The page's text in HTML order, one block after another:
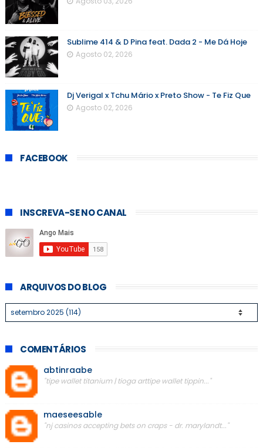
Sublime 414 & D Pina feat. Dada 2 - Me Dá Hoje
Agosto 02, 2026
Dj Verigal x Tchu Mário x Preto Show - Te Fiz Que
Agosto 02, 2026
FACEBOOK
INSCREVA-SE NO CANAL
ARQUIVOS DO BLOG
COMENTÁRIOS
abtinraabe
"tipe wallet titanium | tioga arttipe wallet tippin..."
maeseesable
"nj casinos accepting bets on craps - dr. marylandt..."